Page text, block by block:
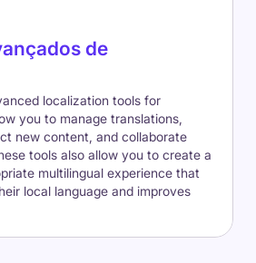
de
localization tools for
you to manage translations,
new content, and collaborate
tools also allow you to create a
multilingual experience that
local language and improves